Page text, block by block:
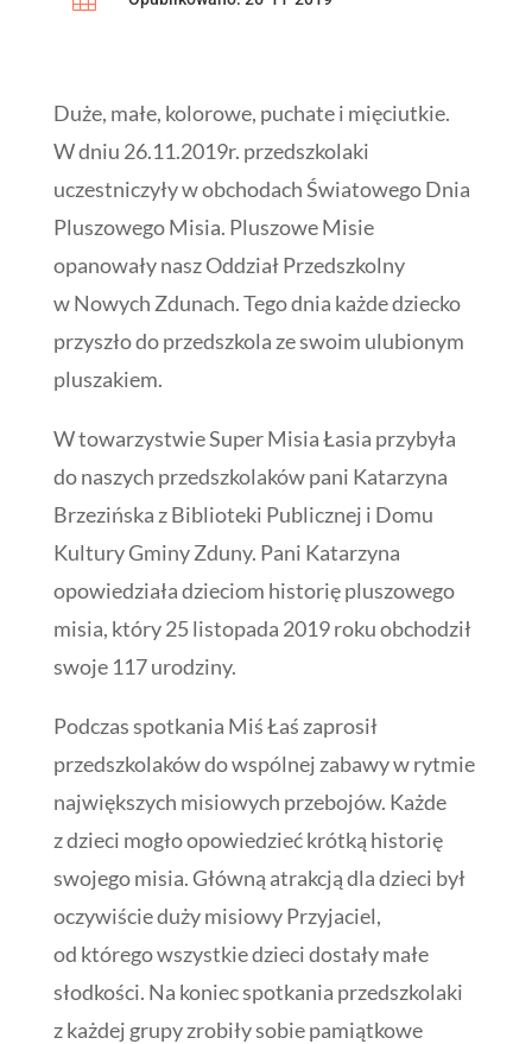
Duże, małe, kolorowe, puchate i mięciutkie.
W dniu 26.11.2019r. przedszkolaki
uczestniczyły w obchodach Światowego Dnia
Pluszowego Misia. Pluszowe Misie
opanowały nasz Oddział Przedszkolny
w Nowych Zdunach. Tego dnia każde dziecko
przyszło do przedszkola ze swoim ulubionym
pluszakiem.
W towarzystwie Super Misia Łasia przybyła
do naszych przedszkolaków pani Katarzyna
Brzezińska z Biblioteki Publicznej i Domu
Kultury Gminy Zduny. Pani Katarzyna
opowiedziała dzieciom historię pluszowego
misia, który 25 listopada 2019 roku obchodził
swoje 117 urodziny.
Podczas spotkania Miś Łaś zaprosił
przedszkolaków do wspólnej zabawy w rytmie
największych misiowych przebojów. Każde
z dzieci mogło opowiedzieć krótką historię
swojego misia. Główną atrakcją dla dzieci był
oczywiście duży misiowy Przyjaciel,
od którego wszystkie dzieci dostały małe
słodkości. Na koniec spotkania przedszkolaki
z każdej grupy zrobiły sobie pamiątkowe